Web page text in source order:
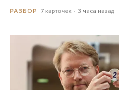
РАЗБОР 7 карточек 3 часа назад